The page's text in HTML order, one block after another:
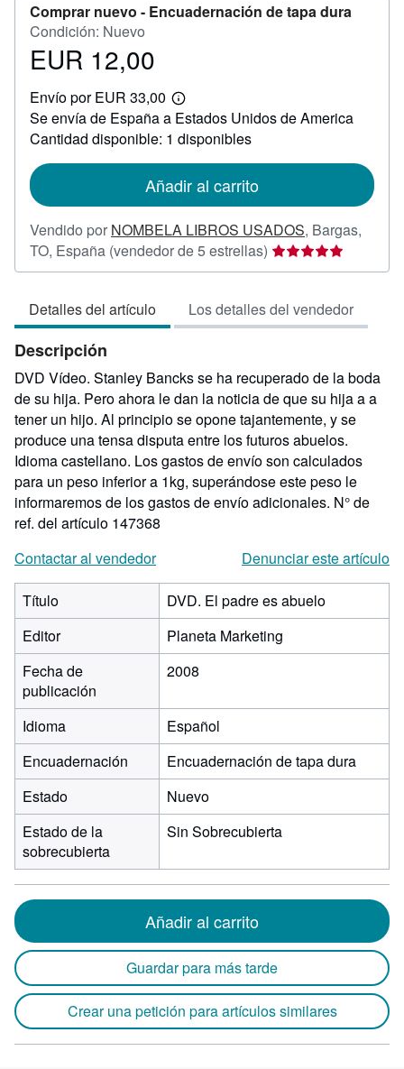
Comprar nuevo - Encuadernación de tapa dura
Condición: Nuevo
Precio
12,00
EUR 12,00
Envío por EUR 33,00
Más
información
sobre
las
envío
Se envía de España a Estados Unidos de America
Cantidad disponible: 1 disponibles
Añadir al carrito
Vendido por NOMBELA LIBROS USADOS, Bargas,
TO, España (vendedor de 5 estrellas) Calificación
del
5
de
estrellas
Detalles del artículo Los detalles del vendedor
Descripción
DVD Vídeo. Stanley Bancks se ha recuperado de la boda
de su hija. Pero ahora le dan la noticia de que su hija a a
tener un hijo. Al principio se opone tajantemente, y se
produce una tensa disputa entre los futuros abuelos.
Idioma castellano. Los gastos de envío son calculados
para un peso inferior a 1kg, superándose este peso le
informaremos de los gastos de envío adicionales. N° de
ref. del artículo 147368
Contactar al vendedor
Denunciar este artículo
Título
DVD. El padre es abuelo
Editor
Planeta Marketing
Fecha de
publicación
2008
Idioma
Español
Encuadernación
Encuadernación de tapa dura
Estado
Nuevo
Estado de la
sobrecubierta
Sin Sobrecubierta
Añadir al carrito
Guardar para más tarde
Crear una petición para artículos similares